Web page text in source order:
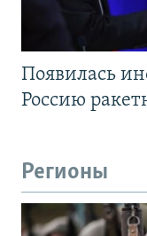
Появилась
Россию
Регионы